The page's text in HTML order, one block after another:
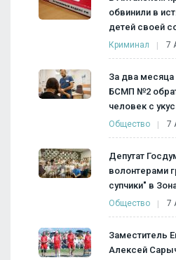
обвинили в
детей своей
Криминал 7
За два месяца
БСМП №2
человек с
Общество 7
Депутат
волонтерами
супчики" в
Общество 7
Заместитель
Алексей